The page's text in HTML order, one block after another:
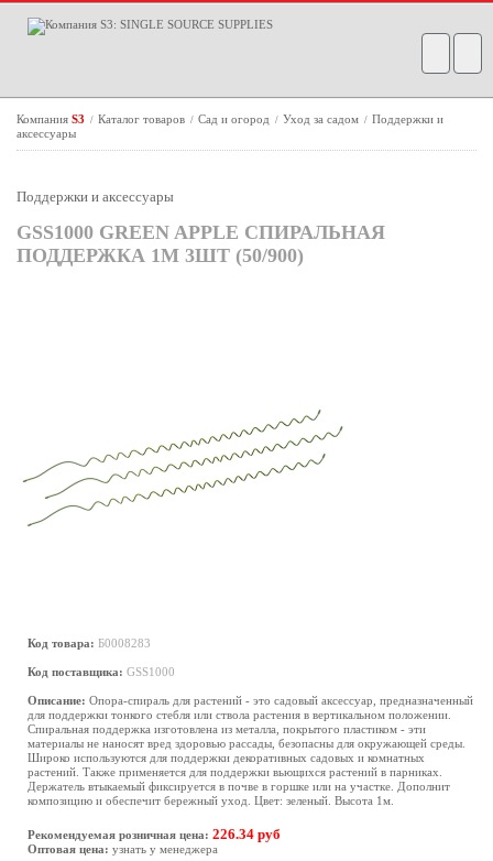
Компания S3 / Каталог товаров / Сад и огород / Уход за садом / Поддержки и
аксессуары
Поддержки и аксессуары
GSS1000 GREEN APPLE СПИРАЛЬНАЯ
ПОДДЕРЖКА 1М 3ШТ (50/900)
Код товара: Б0008283
Код поставщика: GSS1000
Описание: Опора-спираль для растений - это садовый аксессуар, предназначенный
для поддержки тонкого стебля или ствола растения в вертикальном положении.
Спиральная поддержка изготовлена из металла, покрытого пластиком - эти
материалы не наносят вред здоровью рассады, безопасны для окружающей среды.
Широко используются для поддержки декоративных садовых и комнатных
растений. Также применяется для поддержки вьющихся растений в парниках.
Держатель втыкаемый фиксируется в почве в горшке или на участке. Дополнит
композицию и обеспечит бережный уход. Цвет: зеленый. Высота 1м.
Рекомендуемая розничная цена: 226.34 руб
Оптовая цена: узнать у менеджера